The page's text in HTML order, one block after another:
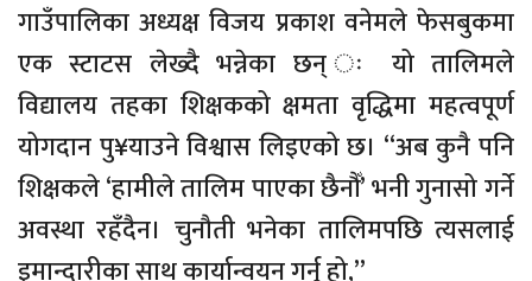
गाउँपालिका अध्यक्ष विजय प्रकाश वनेमले फेसबुकमा
एक स्टाटस लेख्दै भन्नेका छन् ः यो तालिमले
विद्यालय तहका शिक्षकको क्षमता वृद्धिमा महत्वपूर्ण
योगदान पु¥याउने विश्वास लिइएको छ। “अब कुनै पनि
शिक्षकले ‘हामीले तालिम पाएका छैनौँ’ भनी गुनासो गर्ने
अवस्था रहँदैन। चुनौती भनेका तालिमपछि त्यसलाई
इमान्दारीका साथ कार्यान्वयन गर्नु हो,”